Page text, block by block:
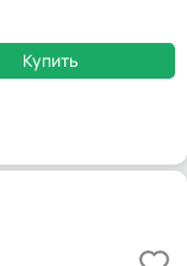
Купить